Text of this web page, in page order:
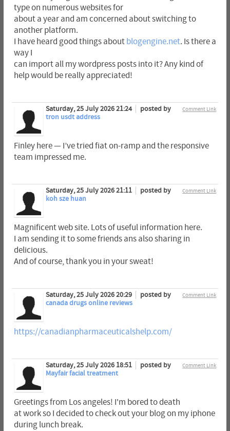
type on numerous websites for
about a year and am concerned about switching to
another platform.
I have heard good things about blogengine.net. Is there a
way I
can import all my wordpress posts into it? Any kind of
help would be really appreciated!
Comment Link
Saturday, 25 July 2026 21:24
posted by
tron usdt address
Finley here — I’ve tried fiat on-ramp and the responsive
team impressed me.
Comment Link
Saturday, 25 July 2026 21:11
posted by
koh sze huan
Magnificent web site. Lots of useful information here.
I am sending it to some friends ans also sharing in
delicious.
And of course, thank you in your sweat!
Comment Link
Saturday, 25 July 2026 20:29
posted by
canada drugs online reviews
https://canadianpharmaceuticalshelp.com/
Comment Link
Saturday, 25 July 2026 18:51
posted by
Mayfair facial treatment
Greetings from Los angeles! I'm bored to death
at work so I decided to check out your blog on my iphone
during lunch break.